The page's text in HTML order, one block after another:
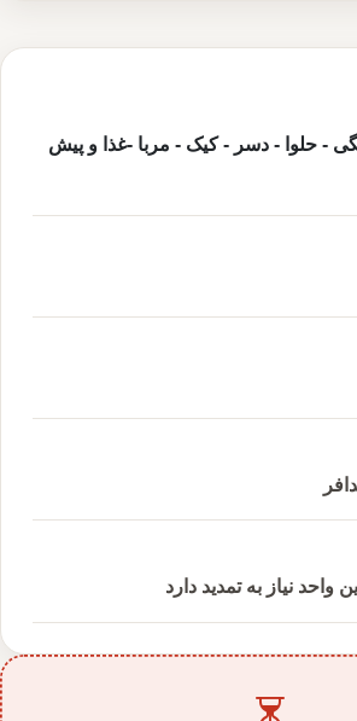
- حلوا - دسر - کیک - مربا -غذا و پیش
نیاز به تمدید دارد